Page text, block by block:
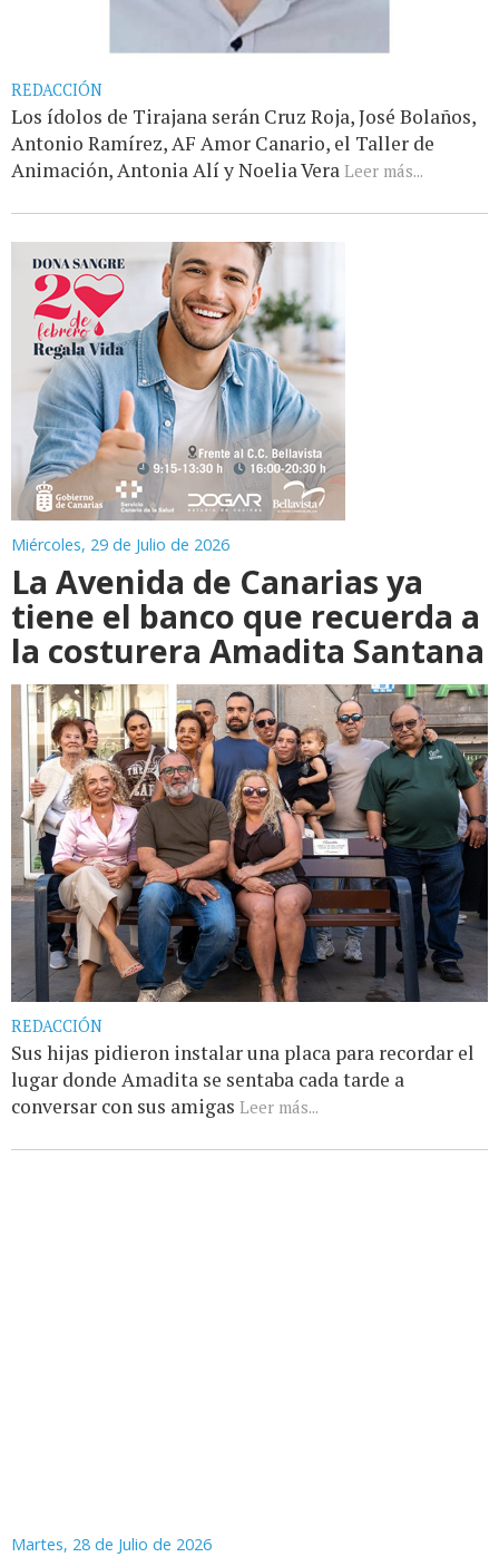
REDACCIÓN
Los ídolos de Tirajana serán Cruz Roja, José Bolaños,
Antonio Ramírez, AF Amor Canario, el Taller de
Animación, Antonia Alí y Noelia Vera Leer más...
Miércoles, 29 de Julio de 2026
La Avenida de Canarias ya
tiene el banco que recuerda a
la costurera Amadita Santana
REDACCIÓN
Sus hijas pidieron instalar una placa para recordar el
lugar donde Amadita se sentaba cada tarde a
conversar con sus amigas Leer más...
Martes, 28 de Julio de 2026